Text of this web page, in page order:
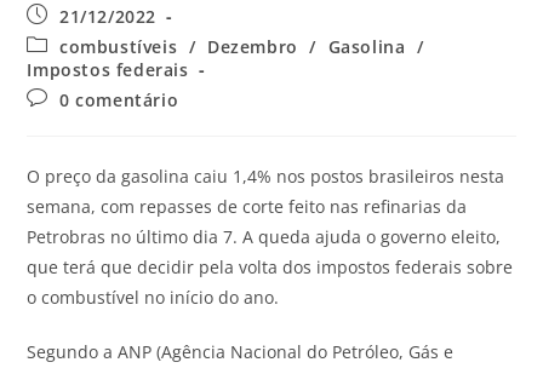
21/12/2022
combustíveis / Dezembro / Gasolina /
Impostos federais
0 comentário
O preço da gasolina caiu 1,4% nos postos brasileiros nesta
semana, com repasses de corte feito nas refinarias da
Petrobras no último dia 7. A queda ajuda o governo eleito,
que terá que decidir pela volta dos impostos federais sobre
o combustível no início do ano.
Segundo a ANP (Agência Nacional do Petróleo, Gás e